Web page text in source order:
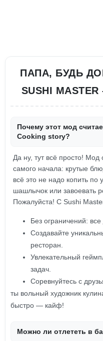
ПАПА, БУДЬ
SUSHI
Почему этот мод
Cooking story?
Да ну, тут всё просто! Мод
самого начала: крутые
всё это не надо копить по
шашлычок или завоевать
Пожалуйста! С Sushi
Без ограничений:
Создавайте
ресторан.
Увлекательный
задач.
Соревнуйтесь с
ты вольный художник
быстро — кайф!
Можно ли отлететь в